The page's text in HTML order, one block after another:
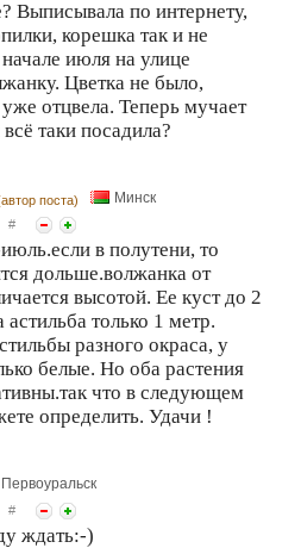
Выписывала по интернету,
корешка так и не
июля на улице
Цветка не было,
отцвела. Теперь мучает
таки посадила?
поста) Минск
#
в полутени, то
дольше.волжанка от
высотой. Ее куст до 2
астильба только 1 метр.
разного окраса, у
белые. Но оба растения
что в следующем
определить. Удачи !
Первоуральск
#
ждать:-)